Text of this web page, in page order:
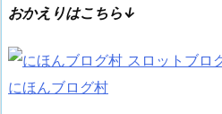
おかえりはこちら↓
にほんブログ村